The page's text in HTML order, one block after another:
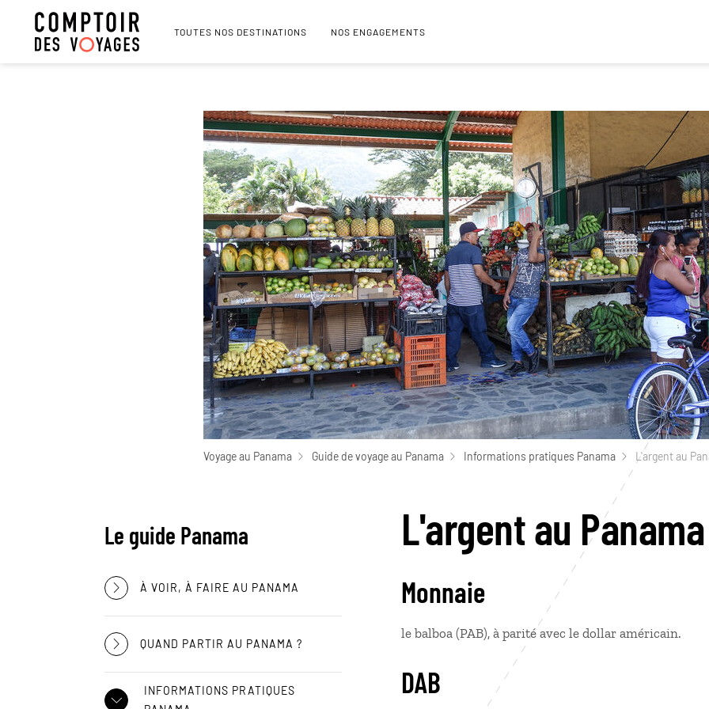
TOUTES NOS DESTINATIONS NOS ENGAGEMENTS
Voyage au Panama Guide de voyage au Panama Informations pratiques Panama L'argent au
Le guide Panama
À VOIR, À FAIRE AU PANAMA
QUAND PARTIR AU PANAMA ?
INFORMATIONS PRATIQUES
L'argent au Panama
Monnaie
le balboa (PAB), à parité avec le dollar américain.
DAB